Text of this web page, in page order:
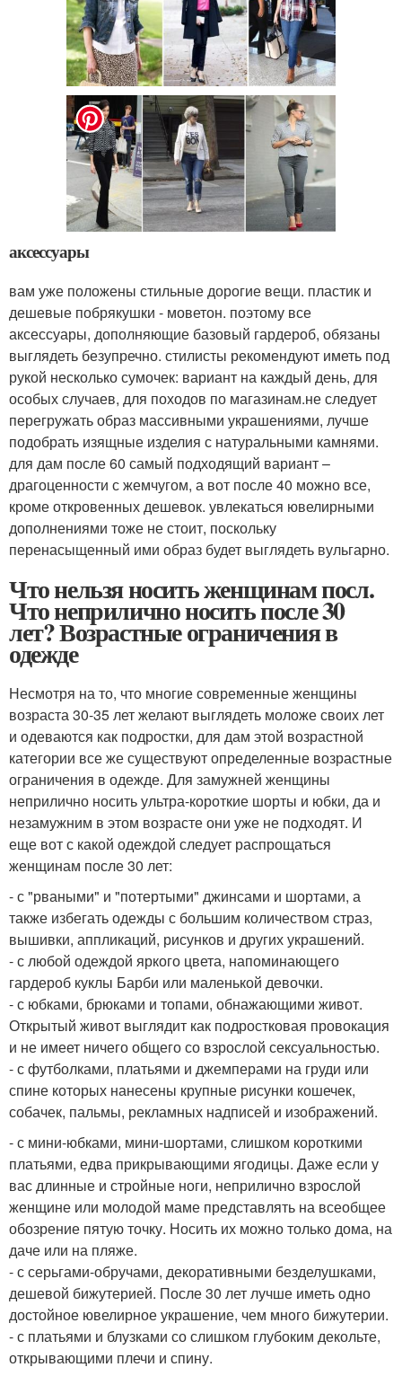
аксессуары
вам уже положены стильные дорогие вещи. пластик и
дешевые побрякушки - моветон. поэтому все
аксессуары, дополняющие базовый гардероб, обязаны
выглядеть безупречно. стилисты рекомендуют иметь под
рукой несколько сумочек: вариант на каждый день, для
особых случаев, для походов по магазинам.не следует
перегружать образ массивными украшениями, лучше
подобрать изящные изделия с натуральными камнями.
для дам после 60 самый подходящий вариант –
драгоценности с жемчугом, а вот после 40 можно все,
кроме откровенных дешевок. увлекаться ювелирными
дополнениями тоже не стоит, поскольку
перенасыщенный ими образ будет выглядеть вульгарно.
Что нельзя носить женщинам посл.
Что неприлично носить после 30
лет? Возрастные ограничения в
одежде
Несмотря на то, что многие современные женщины
возраста 30-35 лет желают выглядеть моложе своих лет
и одеваются как подростки, для дам этой возрастной
категории все же существуют определенные возрастные
ограничения в одежде. Для замужней женщины
неприлично носить ультра-короткие шорты и юбки, да и
незамужним в этом возрасте они уже не подходят. И
еще вот с какой одеждой следует распрощаться
женщинам после 30 лет:
- с "рваными" и "потертыми" джинсами и шортами, а
также избегать одежды с большим количеством страз,
вышивки, аппликаций, рисунков и других украшений.
- с любой одеждой яркого цвета, напоминающего
гардероб куклы Барби или маленькой девочки.
- с юбками, брюками и топами, обнажающими живот.
Открытый живот выглядит как подростковая провокация
и не имеет ничего общего со взрослой сексуальностью.
- с футболками, платьями и джемперами на груди или
спине которых нанесены крупные рисунки кошечек,
собачек, пальмы, рекламных надписей и изображений.
- с мини-юбками, мини-шортами, слишком короткими
платьями, едва прикрывающими ягодицы. Даже если у
вас длинные и стройные ноги, неприлично взрослой
женщине или молодой маме представлять на всеобщее
обозрение пятую точку. Носить их можно только дома, на
даче или на пляже.
- с серьгами-обручами, декоративными безделушками,
дешевой бижутерией. После 30 лет лучше иметь одно
достойное ювелирное украшение, чем много бижутерии.
- с платьями и блузками со слишком глубоким декольте,
открывающими плечи и спину.